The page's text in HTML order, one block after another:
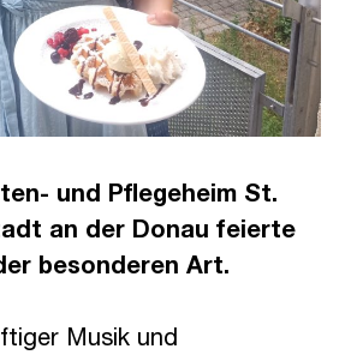
und Pflegeheim St.
an der Donau feierte
besonderen Art.
Musik und